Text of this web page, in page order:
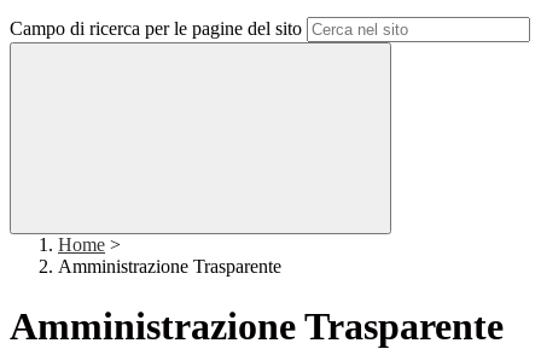
Campo di ricerca per le pagine del sito
Home >
Amministrazione Trasparente
Amministrazione Trasparente